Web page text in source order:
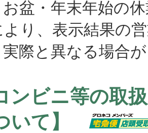
盆・年末年始の
より、表示結果の
と異なる場合が
ンビニ等の取
いて】